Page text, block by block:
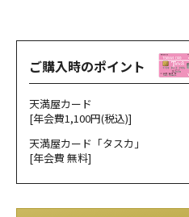
ご購入時のポイント
天満屋カード
[年会費1,100円(税込)]
天満屋カード「タスカ」
[年会費 無料]